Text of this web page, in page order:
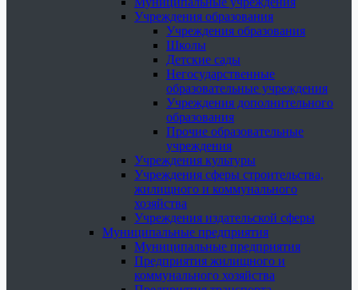
Учреждения образования
Учреждения образования
Школы
Детские сады
Негосударственные
образовательные учреждения
Учреждения дополнительного
образования
Прочие образовательные
учреждения
Учреждения культуры
Учреждения сферы строительства,
жилищного и коммунального
хозяйства
Учреждения издательской сферы
Муниципальные предприятия
Муниципальные предприятия
Предприятия жилищного и
коммунального хозяйства